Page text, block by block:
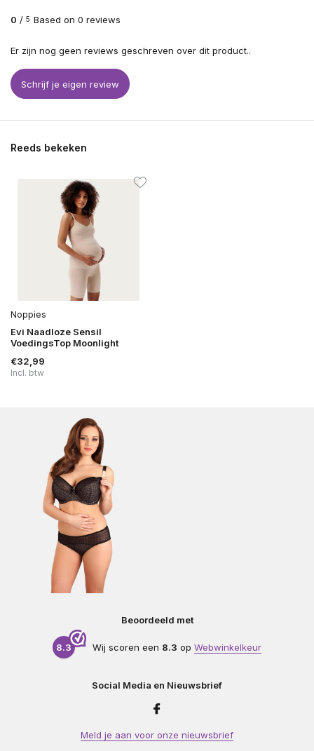
0 / 5 Based on 0 reviews
Er zijn nog geen reviews geschreven over dit product..
Schrijf je eigen review
Reeds bekeken
Noppies
Evi Naadloze Sensil
VoedingsTop Moonlight
€32,99
Incl. btw
Beoordeeld met
8.3 Wij scoren een 8.3 op Webwinkelkeur
Social Media en Nieuwsbrief
Meld je aan voor onze nieuwsbrief